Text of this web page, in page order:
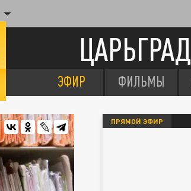
ЦАРЬГРАД
ЭФИР ФИЛЬМЫ
ПРЯМОЙ ЭФИР